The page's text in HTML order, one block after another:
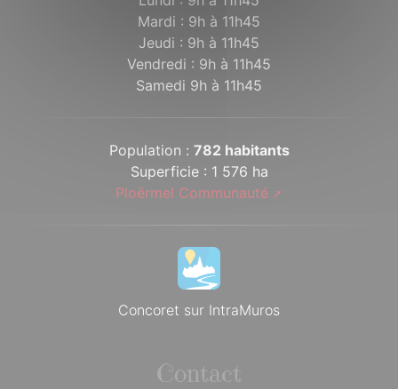
Mardi : 9h à 11h45
Jeudi : 9h à 11h45
Vendredi : 9h à 11h45
Samedi 9h à 11h45
Population : 782 habitants
Superficie : 1 576 ha
Ploërmel Communauté
Concoret sur IntraMuros
Contact